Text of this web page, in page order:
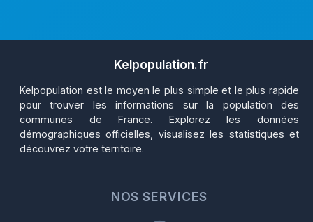
Kelpopulation.fr
Kelpopulation est le moyen le plus simple et le plus rapide
pour trouver les informations sur la population des
communes de France. Explorez les données
démographiques officielles, visualisez les statistiques et
découvrez votre territoire.
NOS SERVICES